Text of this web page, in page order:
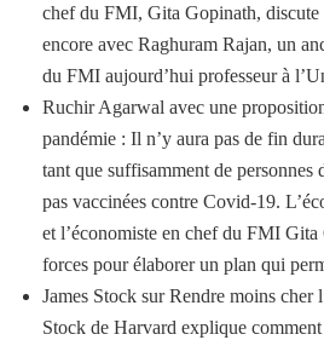
chef du FMI, Gita Gopinath, discute
encore avec Raghuram Rajan, un
du FMI aujourd’hui professeur à
Ruchir Agarwal avec une
pandémie : Il n’y aura pas de fin
tant que suffisamment de personnes
pas vaccinées contre Covid-19.
et l’économiste en chef du FMI
forces pour élaborer un plan qui
James Stock sur Rendre moins cher
Stock de Harvard explique